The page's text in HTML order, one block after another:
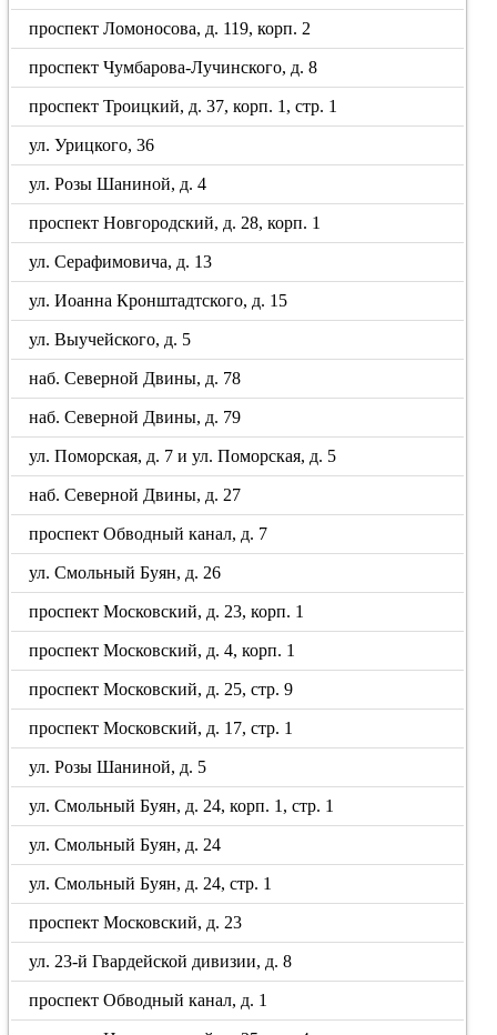
проспект Ломоносова, д. 119, корп. 2
проспект Чумбарова-Лучинского, д. 8
проспект Троицкий, д. 37, корп. 1, стр. 1
ул. Урицкого, 36
ул. Розы Шаниной, д. 4
проспект Новгородский, д. 28, корп. 1
ул. Серафимовича, д. 13
ул. Иоанна Кронштадтского, д. 15
ул. Выучейского, д. 5
наб. Северной Двины, д. 78
наб. Северной Двины, д. 79
ул. Поморская, д. 7 и ул. Поморская, д. 5
наб. Северной Двины, д. 27
проспект Обводный канал, д. 7
ул. Смольный Буян, д. 26
проспект Московский, д. 23, корп. 1
проспект Московский, д. 4, корп. 1
проспект Московский, д. 25, стр. 9
проспект Московский, д. 17, стр. 1
ул. Розы Шаниной, д. 5
ул. Смольный Буян, д. 24, корп. 1, стр. 1
ул. Смольный Буян, д. 24
ул. Смольный Буян, д. 24, стр. 1
проспект Московский, д. 23
ул. 23-й Гвардейской дивизии, д. 8
проспект Обводный канал, д. 1